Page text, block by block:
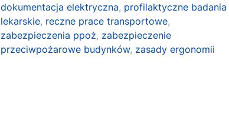
dokumentacja elektryczna, profilaktyczne badania
lekarskie, reczne prace transportowe,
zabezpieczenia ppoż, zabezpieczenie
przeciwpożarowe budynków, zasady ergonomii